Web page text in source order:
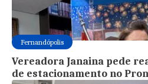
Fernandópolis
Vereadora Janaina pede
de estacionamento no